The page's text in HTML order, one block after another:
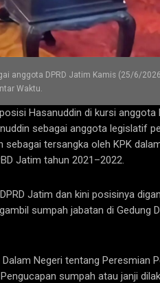
anggota DPRD Jatim Kamis (25/6/
Waktu.
Hasanuddin di kursi anggota
sebagai anggota legislatif
tersangka oleh KPK
Jatim tahun 2021–2022.
Jatim dan kini posisinya
sumpah jabatan di Gedung
Negeri tentang Peresmian
sumpah atau janji